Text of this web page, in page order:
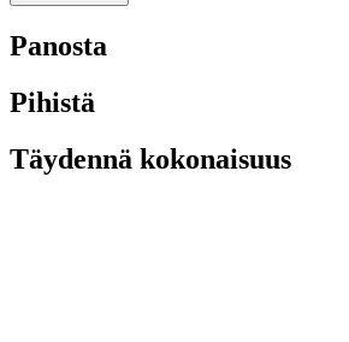
Panosta
Pihistä
Täydennä kokonaisuus